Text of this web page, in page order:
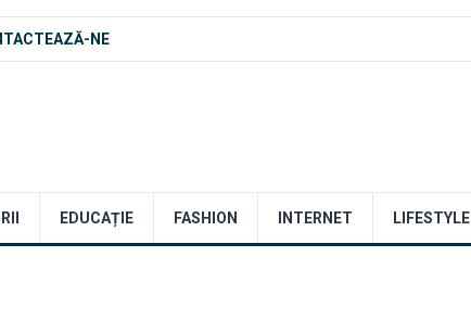
NE
EDUCAȚIE FASHION INTERNET LIFESTYLE